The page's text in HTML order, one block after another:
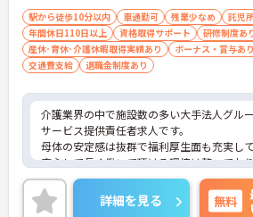
駅から徒歩10分以内 車通勤可 残業少なめ 託児
年間休日110日以上
資格取得サポート
研修制度あ
産休･育休･介護休暇取得実績あり
ボーナス・賞与あり
交通費支給
退職金制度あり
介護業界の中で施設数の多い大手法人グル
サービス提供責任者求人です。
母体の安定感は抜群で福利厚生面も充実し
安心して長く働いて頂ける環境は整ってお
また、頑張りがきちんと評価に繋がります。
ご興味のある方はぜひお気軽にお問い合わ
い。
詳細を見る 無料